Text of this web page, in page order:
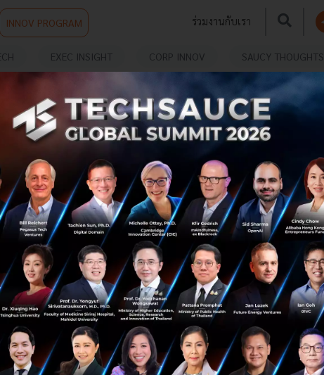
INNOV PROGRAM ร่วมงานกับเรา
EXEC INSIGHT CORP INNOV SAUCY THOUGHTS
จีนเปิดตัว Hanyuan 2 คอมพิวเตอร์ควอนตัม Dual
Core มาในรูปทรงตู้แร็ก แต่มี 200 คิวบิก ชูจุดเด่น
ด้านความเสถียร และการใช้งานจริง
ในช่วงหลายปีที่ผ่านมา สนามแข่งคอมพิวเตอร์ควอนตัมมักจะ
แข่งกันในไม่กี่เรื่อง เช่น ใครมีคิวบิตมากกว่า ใครทำเครื่องใหญ่
กว่า ใครประกาศ milestone ใหม่ได้ก่อน แต่เมื่อเทคโนโลยีเริ่ม
ขยับเข...
มิถุนายน 10, 2026| ByTechsauce Team
0
News quantum Hanyuan 2 Quantumm Computing